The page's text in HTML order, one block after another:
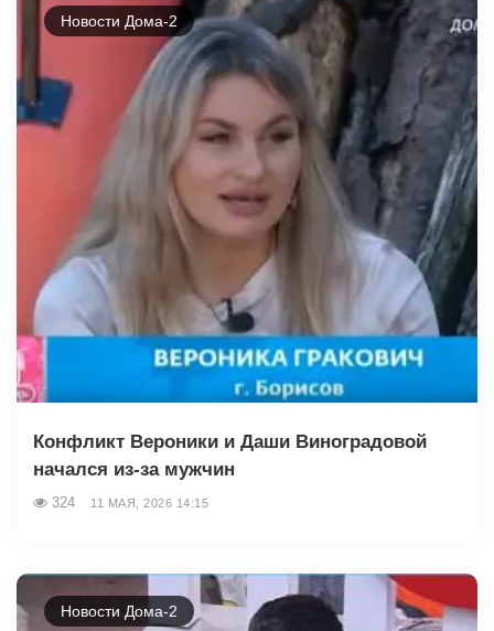
Новости Дома-2
Конфликт Вероники и Даши Виноградовой
начался из-за мужчин
324 11 МАЯ, 2026 14:15
Новости Дома-2